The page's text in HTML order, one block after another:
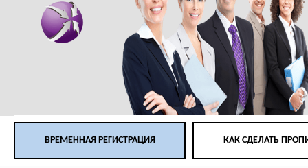
ВРЕМЕННАЯ РЕГИСТРАЦИЯ КАК СДЕЛАТЬ